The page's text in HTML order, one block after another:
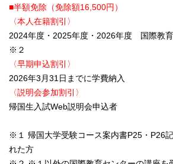
■半額免除（免除額16,500円）
〈本人在籍割引〉
2024年度・2025年度・2026年度 国際教
※２
〈早期申込割引〉
2026年3月31日までに学費納入
〈説明会参加割引〉
帰国生入試Web説明会申込者
※１ 帰国大学受験コース案内書P25・P26
れた方